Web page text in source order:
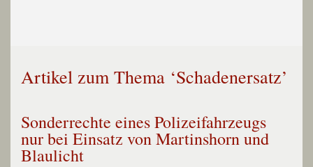
Artikel zum Thema ‘Schadenersatz’
Sonderrechte eines Polizeifahrzeugs
nur bei Einsatz von Martinshorn und
Blaulicht